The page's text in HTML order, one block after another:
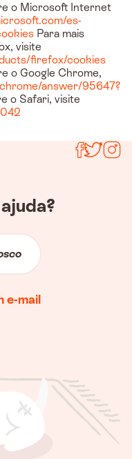
o Microsoft Internet
es-
Para mais
visite
firefox/cookies
o Google Chrome,
answer/95647?
o Safari, visite
Segue-
e-mail